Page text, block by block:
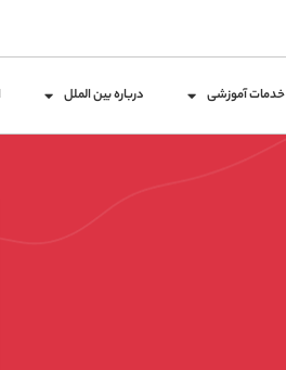
خدمات آموزشی درباره بین الملل